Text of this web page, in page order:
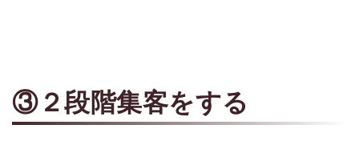
③２段階集客をする